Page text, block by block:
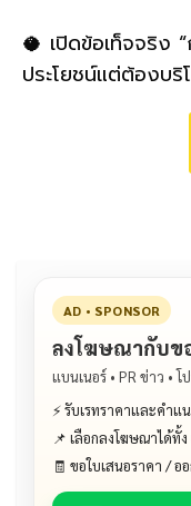
🥥 เปิดข้อเท็จจริง
ประโยชน์แต่ต้องบริ
AD • SPONSOR
ลงโฆษณากับข
แบนเนอร์ • PR ข่าว • โ
⚡ รับเรทราคาและคำ
📌 เลือกลงโฆษณาได้ทั้
🧾 ขอใบเสนอราคา / อ